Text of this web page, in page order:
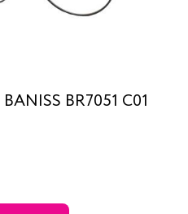
BR7051 C01